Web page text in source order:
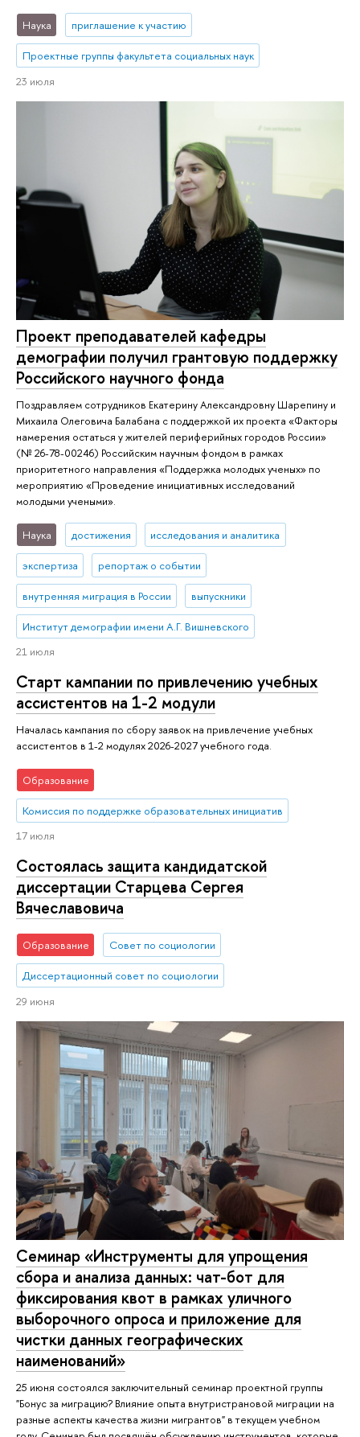
Наука приглашение к участию
Проектные группы факультета социальных наук
23 июля
Проект преподавателей кафедры
демографии получил грантовую поддержку
Российского научного фонда
Поздравляем сотрудников Екатерину Александровну Шарепину и
Михаила Олеговича Балабана с поддержкой их проекта «Факторы
намерения остаться у жителей периферийных городов России»
(№ 26-78-00246) Российским научным фондом в рамках
приоритетного направления «Поддержка молодых ученых» по
мероприятию «Проведение инициативных исследований
молодыми учеными».
Наука достижения исследования и аналитика
экспертиза репортаж о событии
внутренняя миграция в России выпускники
Институт демографии имени А.Г. Вишневского
21 июля
Старт кампании по привлечению учебных
ассистентов на 1-2 модули
Началась кампания по сбору заявок на привлечение учебных
ассистентов в 1-2 модулях 2026-2027 учебного года.
Образование
Комиссия по поддержке образовательных инициатив
17 июля
Состоялась защита кандидатской
диссертации Старцева Сергея
Вячеславовича
Образование Совет по социологии
Диссертационный совет по социологии
29 июня
Семинар «Инструменты для упрощения
сбора и анализа данных: чат-бот для
фиксирования квот в рамках уличного
выборочного опроса и приложение для
чистки данных географических
наименований»
25 июня состоялся заключительный семинар проектной группы
"Бонус за миграцию? Влияние опыта внутристрановой миграции на
разные аспекты качества жизни мигрантов" в текущем учебном